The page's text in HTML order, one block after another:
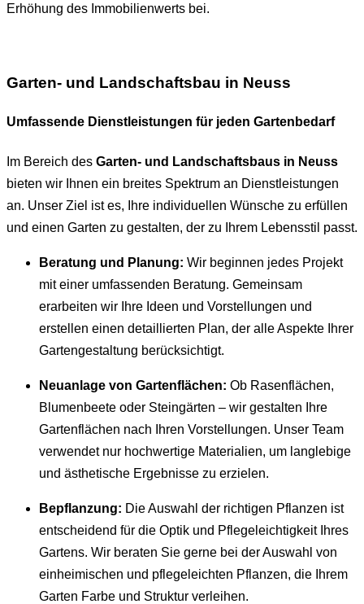
Erhöhung des Immobilienwerts bei.
Garten- und Landschaftsbau in Neuss
Umfassende Dienstleistungen für jeden Gartenbedarf
Im Bereich des Garten- und Landschaftsbaus in Neuss
bieten wir Ihnen ein breites Spektrum an Dienstleistungen
an. Unser Ziel ist es, Ihre individuellen Wünsche zu erfüllen
und einen Garten zu gestalten, der zu Ihrem Lebensstil passt.
Beratung und Planung: Wir beginnen jedes Projekt
mit einer umfassenden Beratung. Gemeinsam
erarbeiten wir Ihre Ideen und Vorstellungen und
erstellen einen detaillierten Plan, der alle Aspekte Ihrer
Gartengestaltung berücksichtigt.
Neuanlage von Gartenflächen: Ob Rasenflächen,
Blumenbeete oder Steingärten – wir gestalten Ihre
Gartenflächen nach Ihren Vorstellungen. Unser Team
verwendet nur hochwertige Materialien, um langlebige
und ästhetische Ergebnisse zu erzielen.
Bepflanzung: Die Auswahl der richtigen Pflanzen ist
entscheidend für die Optik und Pflegeleichtigkeit Ihres
Gartens. Wir beraten Sie gerne bei der Auswahl von
einheimischen und pflegeleichten Pflanzen, die Ihrem
Garten Farbe und Struktur verleihen.